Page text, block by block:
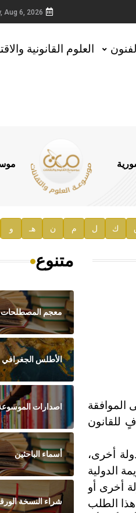
Aug 6, 2026
العلوم القانونية
ك ل م ن هـ و
الموافقة
للقانون
أخرى،
الدولية
أخرى أو
الطلب
متنوع
معجم المصطلحات
الأطلس الجغرافي
اصدارات
أسماء الباحثين
شراء النسخة